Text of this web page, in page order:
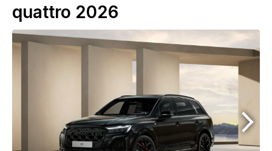
В НАЛИЧИИ
МОТОЦИКЛЫ
НОВОСТИ
quattro 2026